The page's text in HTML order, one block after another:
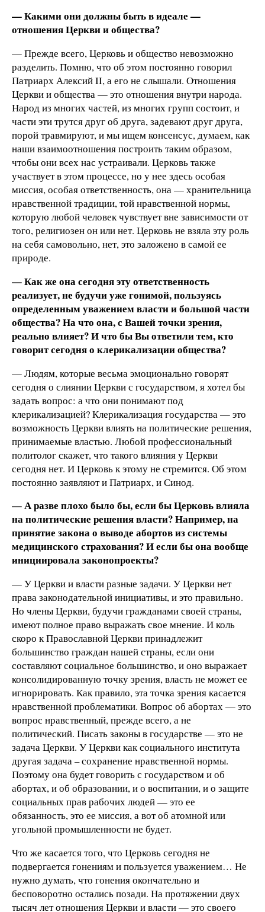
— Какими они должны быть в идеале —
отношения Церкви и общества?
— Прежде всего, Церковь и общество невозможно
разделить. Помню, что об этом постоянно говорил
Патриарх Алексий II, а его не слышали. Отношения
Церкви и общества — это отношения внутри народа.
Народ из многих частей, из многих групп состоит, и
части эти трутся друг об друга, задевают друг друга,
порой травмируют, и мы ищем консенсус, думаем, как
наши взаимоотношения построить таким образом,
чтобы они всех нас устраивали. Церковь также
участвует в этом процессе, но у нее здесь особая
миссия, особая ответственность, она — хранительница
нравственной традиции, той нравственной нормы,
которую любой человек чувствует вне зависимости от
того, религиозен он или нет. Церковь не взяла эту роль
на себя самовольно, нет, это заложено в самой ее
природе.
— Как же она сегодня эту ответственность
реализует, не будучи уже гонимой, пользуясь
определенным уважением власти и большой части
общества? На что она, с Вашей точки зрения,
реально влияет? И что бы Вы ответили тем, кто
говорит сегодня о клерикализации общества?
— Людям, которые весьма эмоционально говорят
сегодня о слиянии Церкви с государством, я хотел бы
задать вопрос: а что они понимают под
клерикализацией? Клерикализация государства — это
возможность Церкви влиять на политические решения,
принимаемые властью. Любой профессиональный
политолог скажет, что такого влияния у Церкви
сегодня нет. И Церковь к этому не стремится. Об этом
постоянно заявляют и Патриарх, и Синод.
— А разве плохо было бы, если бы Церковь влияла
на политические решения власти? Например, на
принятие закона о выводе абортов из системы
медицинского страхования? И если бы она вообще
инициировала законопроекты?
— У Церкви и власти разные задачи. У Церкви нет
права законодательной инициативы, и это правильно.
Но члены Церкви, будучи гражданами своей страны,
имеют полное право выражать свое мнение. И коль
скоро к Православной Церкви принадлежит
большинство граждан нашей страны, если они
составляют социальное большинство, и оно выражает
консолидированную точку зрения, власть не может ее
игнорировать. Как правило, эта точка зрения касается
нравственной проблематики. Вопрос об абортах — это
вопрос нравственный, прежде всего, а не
политический. Писать законы в государстве — это не
задача Церкви. У Церкви как социального института
другая задача – сохранение нравственной нормы.
Поэтому она будет говорить с государством и об
абортах, и об образовании, и о воспитании, и о защите
социальных прав рабочих людей — это ее
обязанность, это ее миссия, а вот об атомной или
угольной промышленности не будет.
Что же касается того, что Церковь сегодня не
подвергается гонениям и пользуется уважением… Не
нужно думать, что гонения окончательно и
бесповоротно остались позади. На протяжении двух
тысяч лет отношения Церкви и власти — это своего